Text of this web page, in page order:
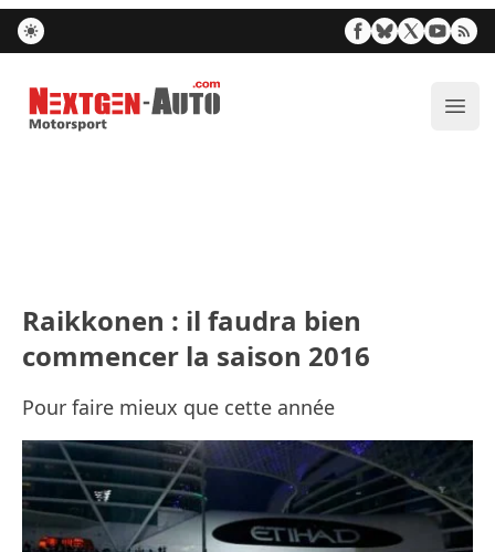
Nextgen-Auto.com
Raikkonen : il faudra bien
commencer la saison 2016
Pour faire mieux que cette année